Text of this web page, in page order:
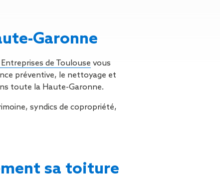
Garonne
Entreprises de Toulouse vous
préventive, le nettoyage et
toute la Haute-Garonne.
syndics de copropriété,
sa toiture